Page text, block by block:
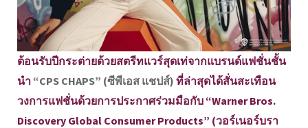
ต้อนรับปีกระต่ายด้วยสตรีทแวร์สุดเท่จากแบรนด์แฟชั่นชั้น
นำ “CPS CHAPS” (ซีพีเอส แชปส์) ที่ล่าสุดได้สั่นสะเทือน
วงการแฟชั่นด้วยการประกาศร่วมมือกับ “Warner Bros.
Discovery Global Consumer Products” (วอร์เนอร์บรา